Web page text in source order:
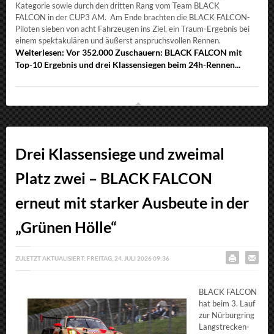
Kategorie sowie durch den dritten Rang vom Team BLACK
FALCON in der CUP3 AM. Am Ende brachten die BLACK FALCON-
Piloten sieben von acht Fahrzeugen ins Ziel, ein Traum-Ergebnis bei
einem spektakulären und äußerst anspruchsvollen Rennen.
Weiterlesen: Vor 352.000 Zuschauern: BLACK FALCON mit
Top-10 Ergebnis und drei Klassensiegen beim 24h-Rennen...
Drei Klassensiege und zweimal
Platz zwei – BLACK FALCON
erneut mit starker Ausbeute in der
„Grünen Hölle“
ZULETZT AKTUALISIERT: FREITAG, 24. JULI 2026 09:36
BLACK FALCON
hat beim 3. Lauf
zur Nürburgring
Langstrecken-